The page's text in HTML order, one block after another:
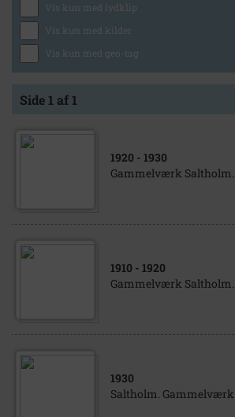
Vis kun med lydklip
Vis kun med kilder
Vis kun med geo-tag
Side 1 af 1
1920 - 1930
Gammelværk Saltholm.
1910 - 1920
Gammelværk Saltholm.
1930
Saltholm. Gammelværk